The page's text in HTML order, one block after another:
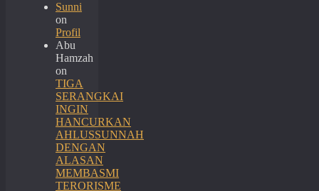
Sunni
on
Profil
Abu
Hamzah
on
TIGA
SERANGKAI
INGIN
HANCURKAN
AHLUSSUNNAH
DENGAN
ALASAN
MEMBASMI
TERORISME